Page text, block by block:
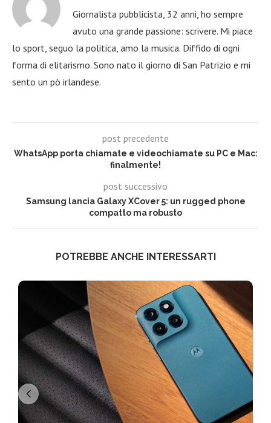
Giornalista pubblicista, 32 anni, ho sempre
avuto una grande passione: scrivere. Mi piace
lo sport, seguo la politica, amo la musica. Diffido di ogni
forma di elitarismo. Sono nato il giorno di San Patrizio e mi
sento un pò irlandese.
post precedente
WhatsApp porta chiamate e videochiamate su PC e Mac:
finalmente!
post successivo
Samsung lancia Galaxy XCover 5: un rugged phone
compatto ma robusto
POTREBBE ANCHE INTERESSARTI